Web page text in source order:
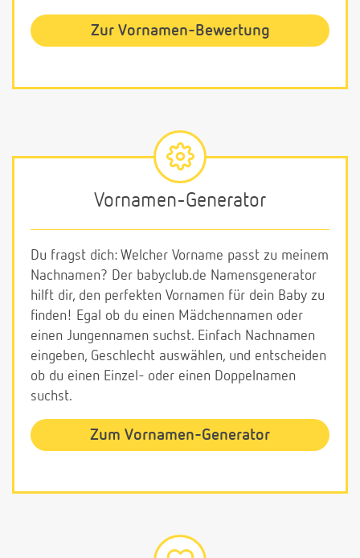
Zur Vornamen-Bewertung
Vornamen-Generator
Du fragst dich: Welcher Vorname passt zu meinem
Nachnamen? Der babyclub.de Namensgenerator
hilft dir, den perfekten Vornamen für dein Baby zu
finden! Egal ob du einen Mädchennamen oder
einen Jungennamen suchst. Einfach Nachnamen
eingeben, Geschlecht auswählen, und entscheiden
ob du einen Einzel- oder einen Doppelnamen
suchst.
Zum Vornamen-Generator